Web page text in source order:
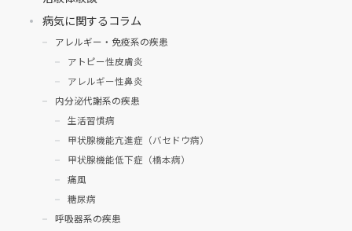
病気に関するコラム
アレルギー・免疫系の疾患
アトピー性皮膚炎
アレルギー性鼻炎
内分泌代謝系の疾患
生活習慣病
甲状腺機能亢進症（バセドウ病）
甲状腺機能低下症（橋本病）
痛風
糖尿病
呼吸器系の疾患